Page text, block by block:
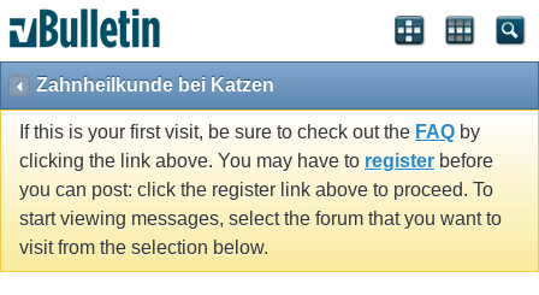
Zahnheilkunde bei Katzen
If this is your first visit, be sure to check out the FAQ by
clicking the link above. You may have to register before
you can post: click the register link above to proceed. To
start viewing messages, select the forum that you want to
visit from the selection below.